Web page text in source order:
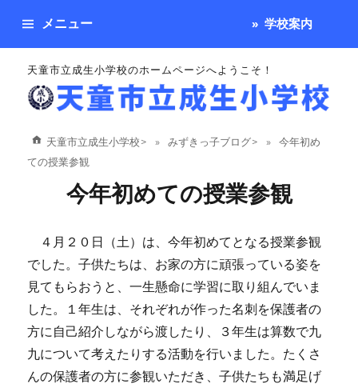
天童市立成生小学校のホームページへようこそ！
メニュー 学校案内
天童市立成生小学校 > みずきっ子ブログ>
今年初め
ての授業参観
今年初めての授業参観
４月２０日（土）は、今年初めてとなる授業参観
でした。子供たちは、お家の方に頑張っている姿を
見てもらおうと、一生懸命に学習に取り組んでいま
した。１年生は、それぞれが作った名刺を保護者の
方に自己紹介しながら渡したり、３年生は算数で九
九について考えたりする活動を行いました。たくさ
んの保護者の方に参観いただき、子供たちも満足げ